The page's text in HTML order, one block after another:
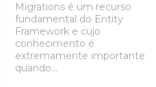
Migrations é um recurso
fundamental do Entity
Framework e cujo
conhecimento é
extremamente importante
quando...